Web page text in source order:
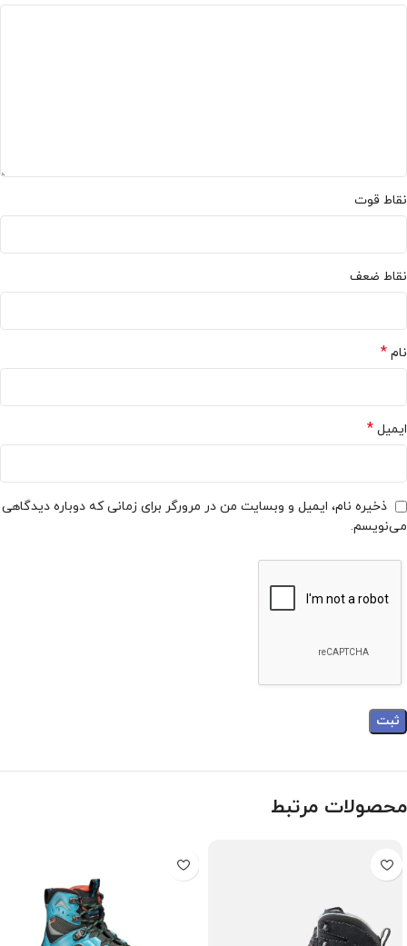
نقاط قوت
نقاط ضعف
نام *
ایمیل *
ذخیره نام، ایمیل و وبسایت من در مرورگر برای زمانی که دوباره دیدگاهی
می‌نویسم.
محصولات مرتبط